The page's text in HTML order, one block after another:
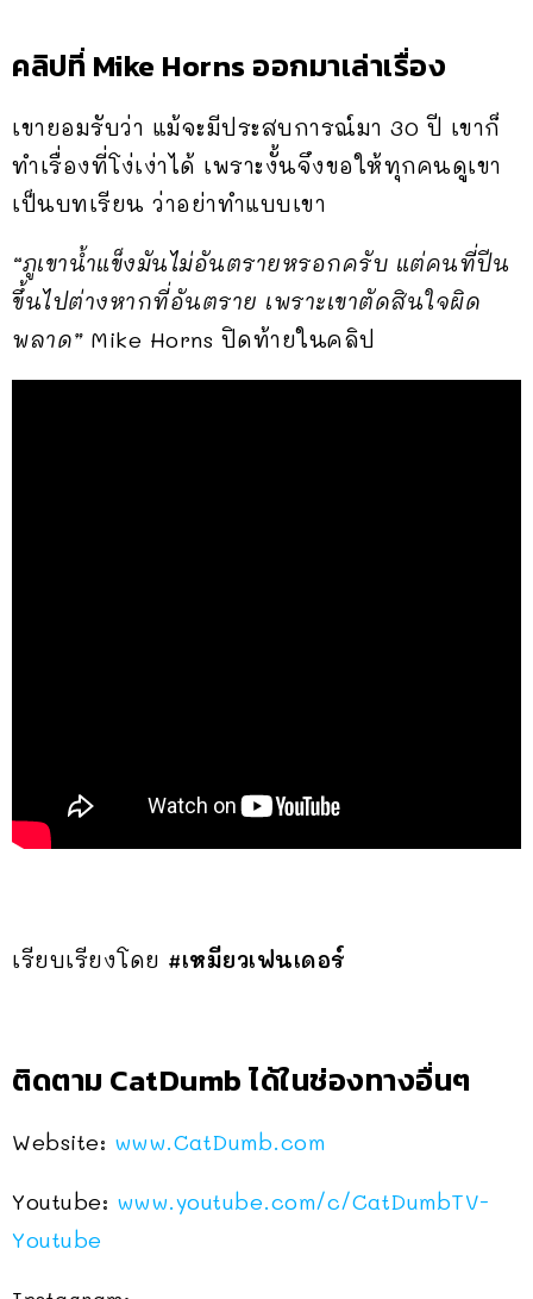
คลิปที่ Mike Horns ออกมาเล่าเรื่อง
เขายอมรับว่า แม้จะมีประสบการณ์มา 30 ปี เขาก็
ทำเรื่องที่โง่เง่าได้ เพราะงั้นจึงขอให้ทุกคนดูเขา
เป็นบทเรียน ว่าอย่าทำแบบเขา
“ภูเขาน้ำแข็งมันไม่อันตรายหรอกครับ แต่คนที่ปีน
ขึ้นไปต่างหากที่อันตราย เพราะเขาตัดสินใจผิด
พลาด”Mike Horns ปิดท้ายในคลิป
เรียบเรียงโดย #เหมียวเฟนเดอร์
ติดตาม CatDumb ได้ในช่องทางอื่นๆ
Website: www.CatDumb.com
Youtube: www.youtube.com/c/CatDumbTV-
Youtube